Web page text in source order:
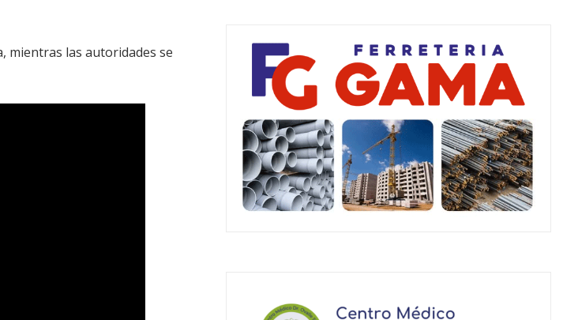
mientras las autoridades se